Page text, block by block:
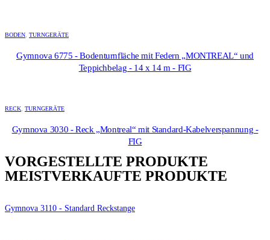
BODEN, TURNGERÄTE
Gymnova 6775 - Bodenturnfläche mit Federn „MONTREAL“ und
Teppichbelag - 14 x 14 m - FIG
RECK, TURNGERÄTE
Gymnova 3030 - Reck „Montreal“ mit Standard-Kabelverspannung -
FIG
VORGESTELLTE PRODUKTE
MEISTVERKAUFTE PRODUKTE
Gymnova 3110 - Standard Reckstange